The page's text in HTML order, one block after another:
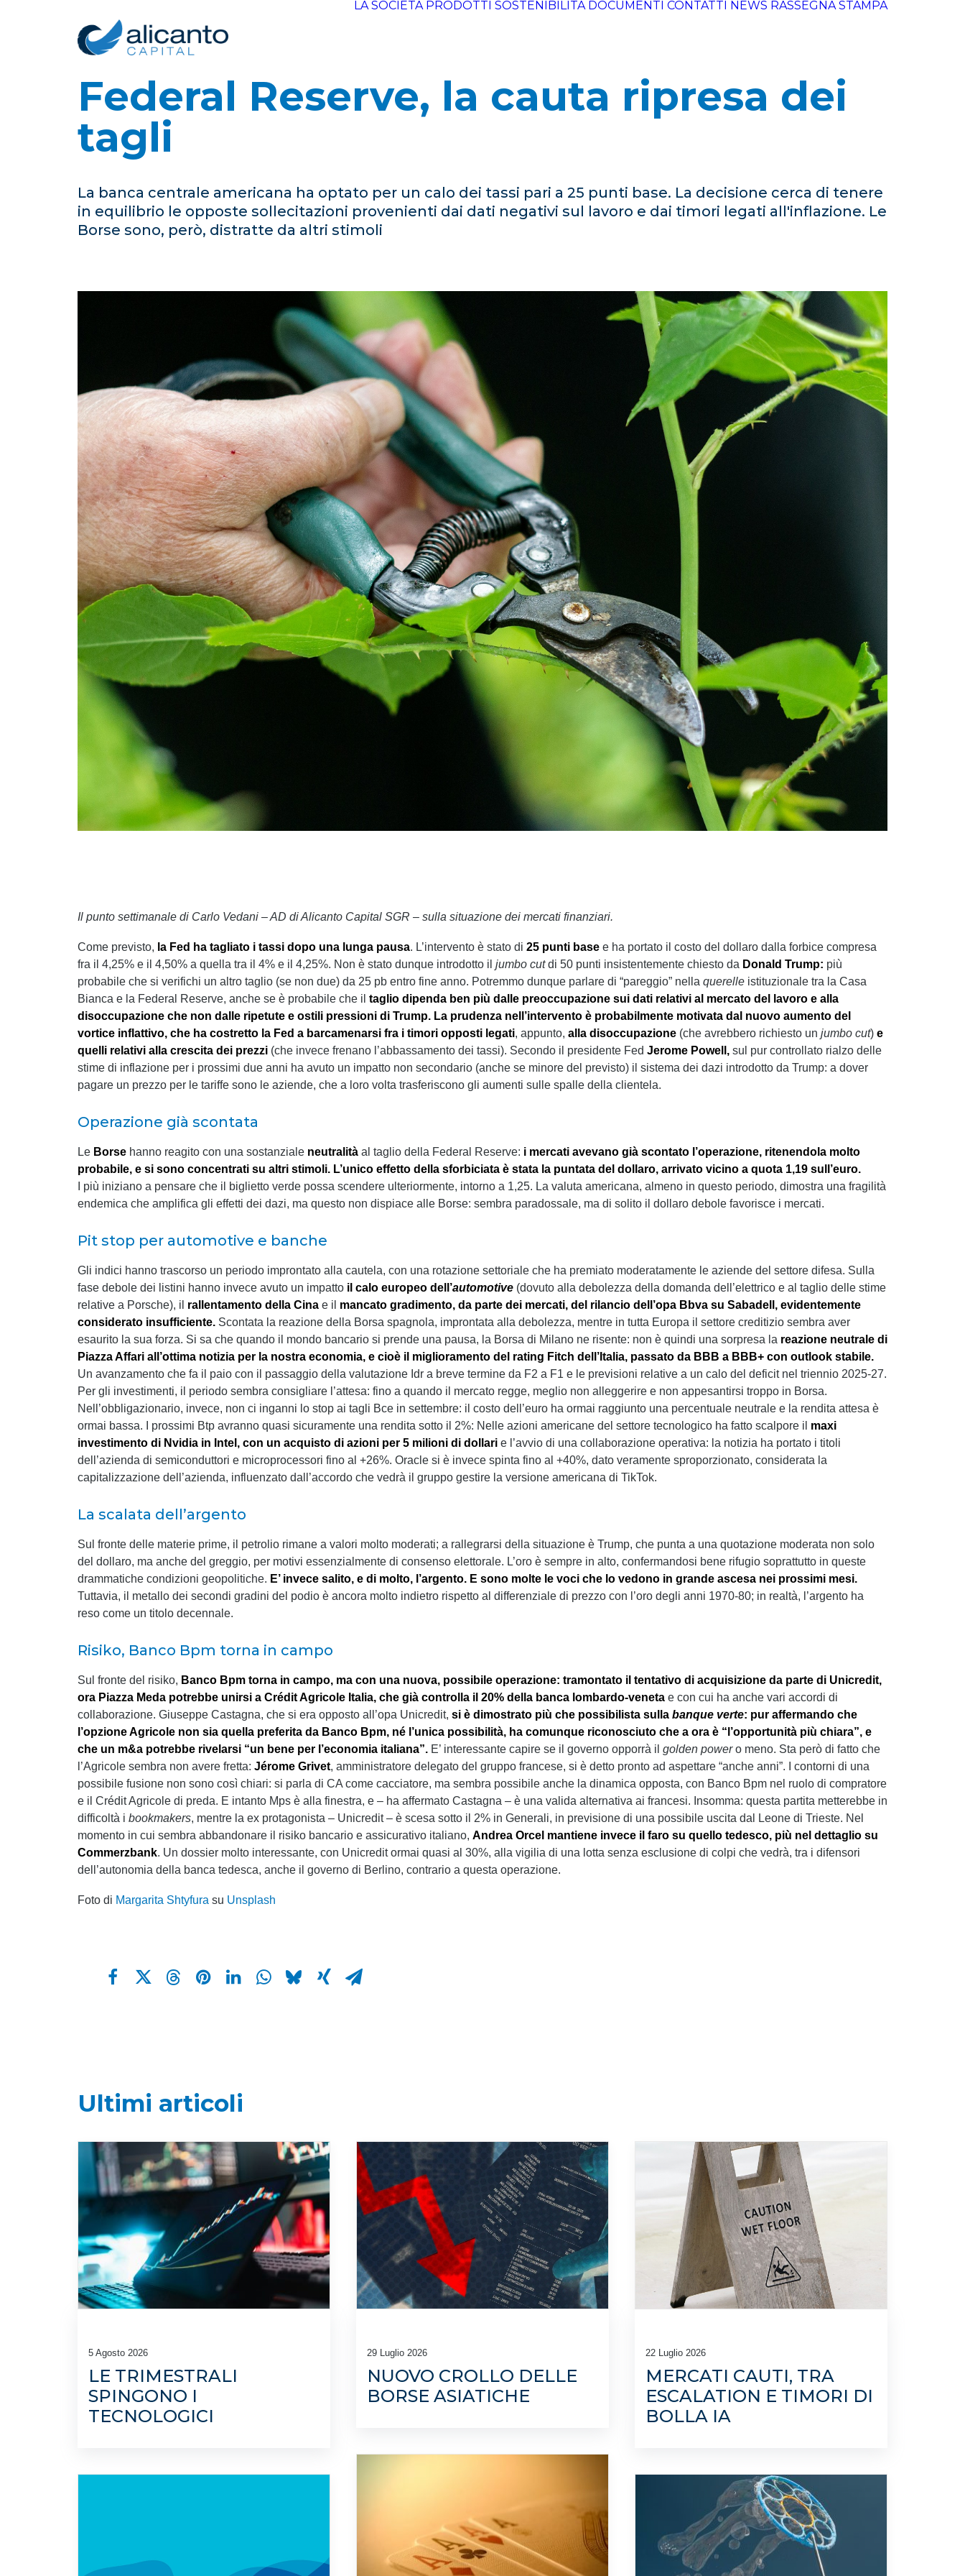
LA SOCIETÀ PRODOTTI SOSTENIBILITÀ DOCUMENTI CONTATTI NEWS RASSEGNA STAMPA
Federal Reserve, la cauta ripresa dei
tagli
La banca centrale americana ha optato per un calo dei tassi pari a 25 punti base. La decisione cerca di tenere
in equilibrio le opposte sollecitazioni provenienti dai dati negativi sul lavoro e dai timori legati all'inflazione. Le
Borse sono, però, distratte da altri stimoli
Il punto settimanale di Carlo Vedani – AD di Alicanto Capital SGR – sulla situazione dei mercati finanziari.
Come previsto, la Fed ha tagliato i tassi dopo una lunga pausa. L’intervento è stato di 25 punti base e ha portato il costo del dollaro dalla forbice compresa
fra il 4,25% e il 4,50% a quella tra il 4% e il 4,25%. Non è stato dunque introdotto il jumbo cutdi 50 punti insistentemente chiesto da Donald Trump: più
probabile che si verifichi un altro taglio (se non due) da 25 pb entro fine anno. Potremmo dunque parlare di “pareggio” nella querelle istituzionale tra la Casa
Bianca e la Federal Reserve, anche se è probabile che il taglio dipenda ben più dalle preoccupazione sui dati relativi al mercato del lavoro e alla
disoccupazione che non dalle ripetute e ostili pressioni di Trump. La prudenza nell’intervento è probabilmente motivata dal nuovo aumento del
vortice inflattivo, che ha costretto la Fed a barcamenarsi fra i timori opposti legati, appunto, alla disoccupazione (che avrebbero richiesto un jumbo cut) e
quelli relativi alla crescita dei prezzi (che invece frenano l’abbassamento dei tassi). Secondo il presidente Fed Jerome Powell, sul pur controllato rialzo delle
stime di inflazione per i prossimi due anni ha avuto un impatto non secondario (anche se minore del previsto) il sistema dei dazi introdotto da Trump: a dover
pagare un prezzo per le tariffe sono le aziende, che a loro volta trasferiscono gli aumenti sulle spalle della clientela.
Operazione già scontata
Le Borse hanno reagito con una sostanziale neutralità al taglio della Federal Reserve: i mercati avevano già scontato l’operazione, ritenendola molto
probabile, e si sono concentrati su altri stimoli. L’unico effetto della sforbiciata è stata la puntata del dollaro, arrivato vicino a quota 1,19 sull’euro.
I più iniziano a pensare che il biglietto verde possa scendere ulteriormente, intorno a 1,25. La valuta americana, almeno in questo periodo, dimostra una fragilità
endemica che amplifica gli effetti dei dazi, ma questo non dispiace alle Borse: sembra paradossale, ma di solito il dollaro debole favorisce i mercati.
Pit stop per automotive e banche
Gli indici hanno trascorso un periodo improntato alla cautela, con una rotazione settoriale che ha premiato moderatamente le aziende del settore difesa. Sulla
fase debole dei listini hanno invece avuto un impatto il calo europeo dell’automotive (dovuto alla debolezza della domanda dell’elettrico e al taglio delle stime
relative a Porsche), il rallentamento della Cina e il mancato gradimento, da parte dei mercati, del rilancio dell’opa Bbva su Sabadell, evidentemente
considerato insufficiente. Scontata la reazione della Borsa spagnola, improntata alla debolezza, mentre in tutta Europa il settore creditizio sembra aver
esaurito la sua forza. Si sa che quando il mondo bancario si prende una pausa, la Borsa di Milano ne risente: non è quindi una sorpresa la reazione neutrale di
Piazza Affari all’ottima notizia per la nostra economia, e cioè il miglioramento del rating Fitch dell’Italia, passato da BBB a BBB+ con outlook stabile.
Un avanzamento che fa il paio con il passaggio della valutazione Idr a breve termine da F2 a F1 e le previsioni relative a un calo del deficit nel triennio 2025-27.
Per gli investimenti, il periodo sembra consigliare l’attesa: fino a quando il mercato regge, meglio non alleggerire e non appesantirsi troppo in Borsa.
Nell’obbligazionario, invece, non ci inganni lo stop ai tagli Bce in settembre: il costo dell’euro ha ormai raggiunto una percentuale neutrale e la rendita attesa è
ormai bassa. I prossimi Btp avranno quasi sicuramente una rendita sotto il 2%: Nelle azioni americane del settore tecnologico ha fatto scalpore il maxi
investimento di Nvidia in Intel, con un acquisto di azioni per 5 milioni di dollari e l’avvio di una collaborazione operativa: la notizia ha portato i titoli
dell’azienda di semiconduttori e microprocessori fino al +26%. Oracle si è invece spinta fino al +40%, dato veramente sproporzionato, considerata la
capitalizzazione dell’azienda, influenzato dall’accordo che vedrà il gruppo gestire la versione americana di TikTok.
La scalata dell’argento
Sul fronte delle materie prime, il petrolio rimane a valori molto moderati; a rallegrarsi della situazione è Trump, che punta a una quotazione moderata non solo
del dollaro, ma anche del greggio, per motivi essenzialmente di consenso elettorale. L’oro è sempre in alto, confermandosi bene rifugio soprattutto in queste
drammatiche condizioni geopolitiche. E’ invece salito, e di molto, l’argento. E sono molte le voci che lo vedono in grande ascesa nei prossimi mesi.
Tuttavia, il metallo dei secondi gradini del podio è ancora molto indietro rispetto al differenziale di prezzo con l’oro degli anni 1970-80; in realtà, l’argento ha
reso come un titolo decennale.
Risiko, Banco Bpm torna in campo
Sul fronte del risiko, Banco Bpm torna in campo, ma con una nuova, possibile operazione: tramontato il tentativo di acquisizione da parte di Unicredit,
ora Piazza Meda potrebbe unirsi a Crédit Agricole Italia, che già controlla il 20% della banca lombardo-veneta e con cui ha anche vari accordi di
collaborazione. Giuseppe Castagna, che si era opposto all’opa Unicredit, si è dimostrato più che possibilista sulla banque verte: pur affermando che
l’opzione Agricole non sia quella preferita da Banco Bpm, né l’unica possibilità, ha comunque riconosciuto che a ora è “l’opportunità più chiara”, e
che un m&a potrebbe rivelarsi “un bene per l’economia italiana”. E’ interessante capire se il governo opporrà il golden powero meno. Sta però di fatto che
l’Agricole sembra non avere fretta: Jérome Grivet, amministratore delegato del gruppo francese, si è detto pronto ad aspettare “anche anni”. I contorni di una
possibile fusione non sono così chiari: si parla di CA come cacciatore, ma sembra possibile anche la dinamica opposta, con Banco Bpm nel ruolo di compratore
e il Crédit Agricole di preda. E intanto Mps è alla finestra, e – ha affermato Castagna – è una valida alternativa ai francesi. Insomma: questa partita metterebbe in
difficoltà i bookmakers, mentre la ex protagonista – Unicredit – è scesa sotto il 2% in Generali, in previsione di una possibile uscita dal Leone di Trieste. Nel
momento in cui sembra abbandonare il risiko bancario e assicurativo italiano, Andrea Orcel mantiene invece il faro su quello tedesco, più nel dettaglio su
Commerzbank. Un dossier molto interessante, con Unicredit ormai quasi al 30%, alla vigilia di una lotta senza esclusione di colpi che vedrà, tra i difensori
dell’autonomia della banca tedesca, anche il governo di Berlino, contrario a questa operazione.
Foto di Margarita Shtyfura su Unsplash
Ultimi articoli
5 Agosto 2026
LE TRIMESTRALI
SPINGONO I
TECNOLOGICI
29 Luglio 2026
NUOVO CROLLO DELLE
BORSE ASIATICHE
22 Luglio 2026
MERCATI CAUTI, TRA
ESCALATION E TIMORI DI
BOLLA IA